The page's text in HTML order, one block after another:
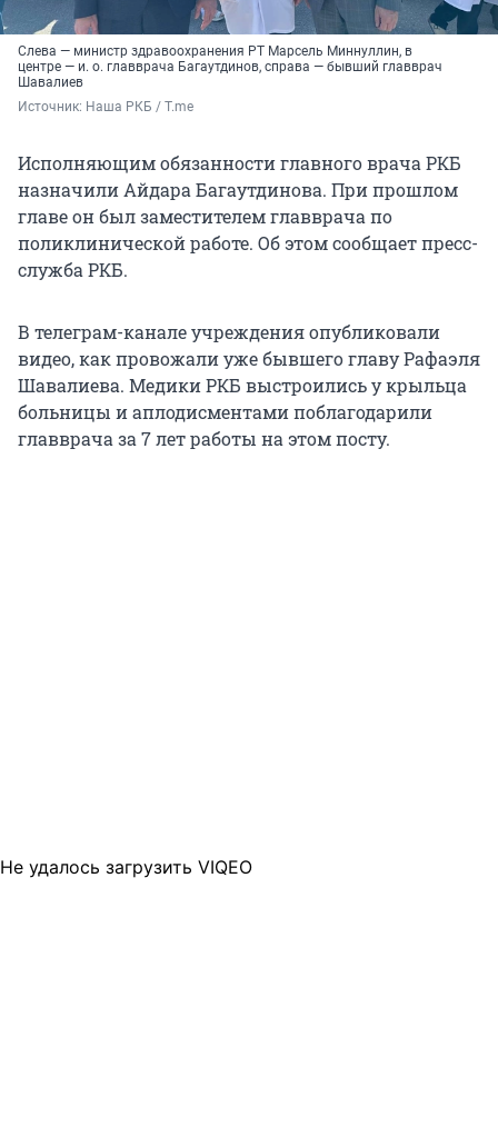
Слева — министр здравоохранения РТ Марсель Миннуллин, в
центре — и. о. главврача Багаутдинов, справа — бывший главврач
Шавалиев
Источник: Наша РКБ / T.me
Исполняющим обязанности главного врача РКБ
назначили Айдара Багаутдинова. При прошлом
главе он был заместителем главврача по
поликлинической работе. Об этом сообщает пресс-
служба РКБ.
В телеграм-канале учреждения опубликовали
видео, как провожали уже бывшего главу Рафаэля
Шавалиева. Медики РКБ выстроились у крыльца
больницы и аплодисментами поблагодарили
главврача за 7 лет работы на этом посту.
Не удалось загрузить VIQEO